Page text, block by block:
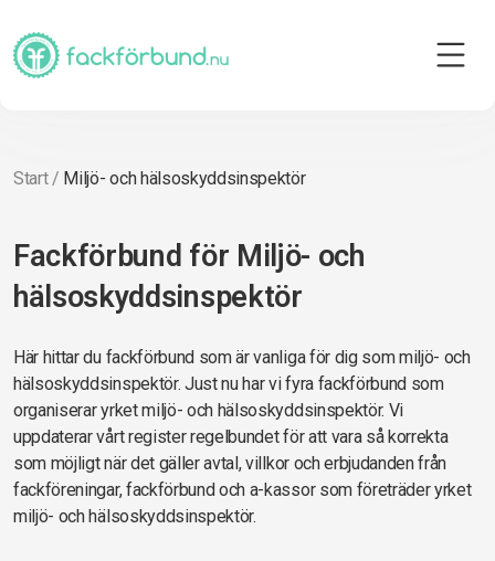
Start/ Miljö- och hälsoskyddsinspektör
Fackförbund för Miljö- och
hälsoskyddsinspektör
Här hittar du fackförbund som är vanliga för dig som miljö- och
hälsoskyddsinspektör. Just nu har vi fyra fackförbund som
organiserar yrket miljö- och hälsoskyddsinspektör. Vi
uppdaterar vårt register regelbundet för att vara så korrekta
som möjligt när det gäller avtal, villkor och erbjudanden från
fackföreningar, fackförbund och a-kassor som företräder yrket
miljö- och hälsoskyddsinspektör.